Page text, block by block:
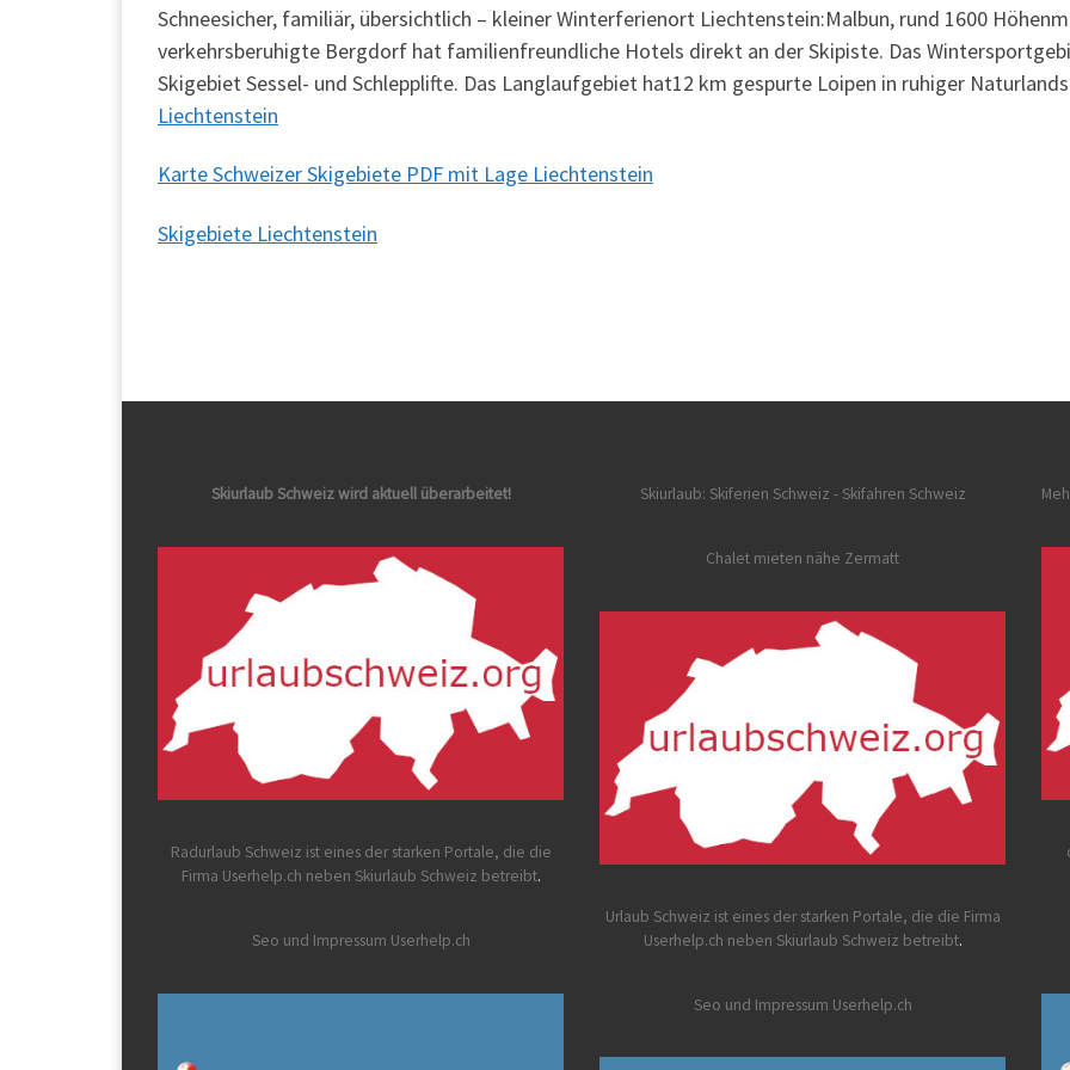
Schneesicher, familiär, übersichtlich – kleiner Winterferienort Liechtenstein:Malbun, rund 1600
verkehrsberuhigte Bergdorf hat familienfreundliche Hotels direkt an der Skipiste. Das
Skigebiet Sessel- und Schlepplifte. Das Langlaufgebiet hat12 km gespurte Loipen in ruhiger
Liechtenstein
Karte Schweizer Skigebiete PDF mit Lage Liechtenstein
Skigebiete Liechtenstein
Skiurlaub Schweiz wird aktuell überarbeitet!
Radurlaub Schweiz ist eines der starken Portale, die die
Firma Userhelp.ch neben Skiurlaub Schweiz betreibt.
Seo und Impressum Userhelp.ch
Skiurlaub: Skiferien Schweiz - Skifahren Schweiz
Chalet mieten nähe Zermatt
Urlaub Schweiz ist eines der starken Portale, die die Firma
Userhelp.ch neben Skiurlaub Schweiz betreibt.
Seo und Impressum Userhelp.ch